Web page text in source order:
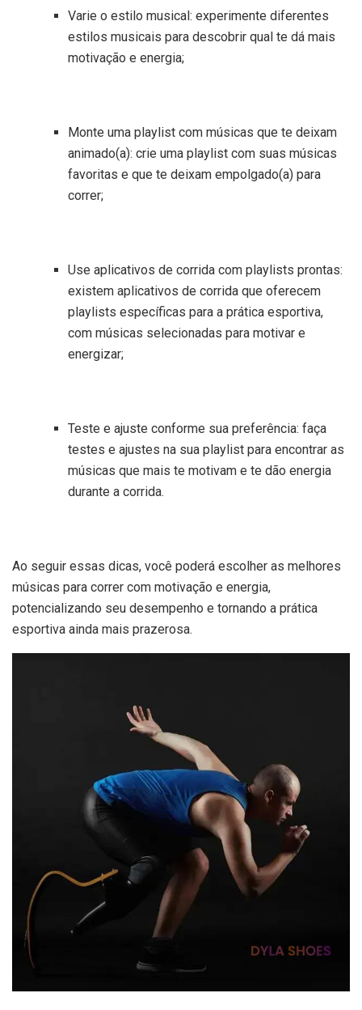
Varie o estilo musical: experimente diferentes
estilos musicais para descobrir qual te dá mais
motivação e energia;
Monte uma playlist com músicas que te deixam
animado(a): crie uma playlist com suas músicas
favoritas e que te deixam empolgado(a) para
correr;
Use aplicativos de corrida com playlists prontas:
existem aplicativos de corrida que oferecem
playlists específicas para a prática esportiva,
com músicas selecionadas para motivar e
energizar;
Teste e ajuste conforme sua preferência: faça
testes e ajustes na sua playlist para encontrar as
músicas que mais te motivam e te dão energia
durante a corrida.
Ao seguir essas dicas, você poderá escolher as melhores
músicas para correr com motivação e energia,
potencializando seu desempenho e tornando a prática
esportiva ainda mais prazerosa.